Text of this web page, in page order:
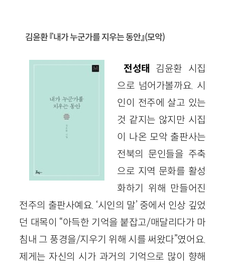
김윤환 『내가 누군가를 지우는 동안』(모악)
전성태
김윤환 시집
으로 넘어가볼까요. 시
인이 전주에 살고 있는
것 같지는 않지만 시집
이 나온 모악 출판사는
전북의 문인들을 주축
으로 지역 문화를 활성
화하기 위해 만들어진
전주의 출판사예요. ‘시인의 말’ 중에서 인상 깊었
던 대목이 “아득한 기억을 붙잡고/매달리다가 마
침내 그 풍경을/지우기 위해 시를 써왔다”였어요.
제게는 자신의 시가 과거의 기억으로 많이 향해